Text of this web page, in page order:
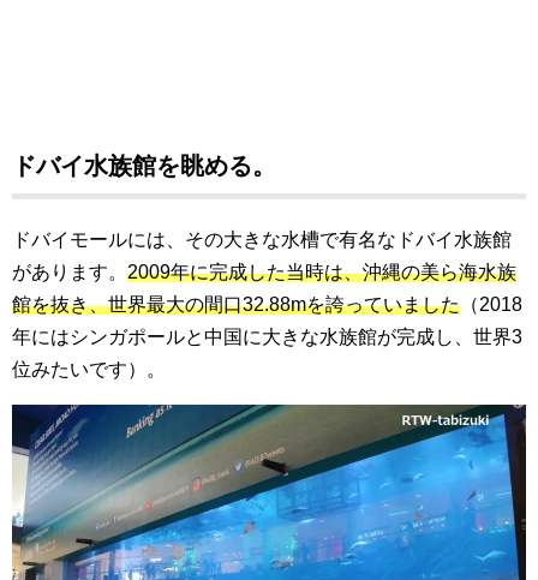
ドバイ水族館を眺める。
ドバイモールには、その大きな水槽で有名なドバイ水族館
があります。 2009年に完成した当時は、沖縄の美ら海水族
館を抜き、世界最大の間口32.88mを誇っていました （2018
年にはシンガポールと中国に大きな水族館が完成し、世界3
位みたいです）。